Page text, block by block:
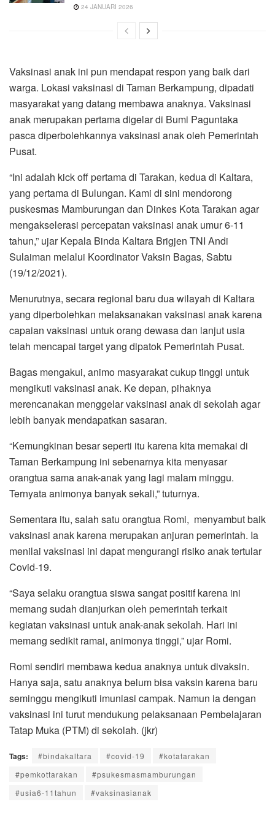
24 JANUARI 2026
Vaksinasi anak ini pun mendapat respon yang baik dari
warga. Lokasi vaksinasi di Taman Berkampung, dipadati
masyarakat yang datang membawa anaknya. Vaksinasi
anak merupakan pertama digelar di Bumi Paguntaka
pasca diperbolehkannya vaksinasi anak oleh Pemerintah
Pusat.
“Ini adalah kick off pertama di Tarakan, kedua di Kaltara,
yang pertama di Bulungan. Kami di sini mendorong
puskesmas Mamburungan dan Dinkes Kota Tarakan agar
mengakselerasi percepatan vaksinasi anak umur 6-11
tahun,” ujar Kepala Binda Kaltara Brigjen TNI Andi
Sulaiman melalui Koordinator Vaksin Bagas, Sabtu
(19/12/2021).
Menurutnya, secara regional baru dua wilayah di Kaltara
yang diperbolehkan melaksanakan vaksinasi anak karena
capaian vaksinasi untuk orang dewasa dan lanjut usia
telah mencapai target yang dipatok Pemerintah Pusat.
Bagas mengakui, animo masyarakat cukup tinggi untuk
mengikuti vaksinasi anak. Ke depan, pihaknya
merencanakan menggelar vaksinasi anak di sekolah agar
lebih banyak mendapatkan sasaran.
“Kemungkinan besar seperti itu karena kita memakai di
Taman Berkampung ini sebenarnya kita menyasar
orangtua sama anak-anak yang lagi malam minggu.
Ternyata animonya banyak sekali,” tuturnya.
Sementara itu, salah satu orangtua Romi, menyambut baik
vaksinasi anak karena merupakan anjuran pemerintah. Ia
menilai vaksinasi ini dapat mengurangi risiko anak tertular
Covid-19.
“Saya selaku orangtua siswa sangat positif karena ini
memang sudah dianjurkan oleh pemerintah terkait
kegiatan vaksinasi untuk anak-anak sekolah. Hari ini
memang sedikit ramai, animonya tinggi,” ujar Romi.
Romi sendiri membawa kedua anaknya untuk divaksin.
Hanya saja, satu anaknya belum bisa vaksin karena baru
seminggu mengikuti imuniasi campak. Namun ia dengan
vaksinasi ini turut mendukung pelaksanaan Pembelajaran
Tatap Muka (PTM) di sekolah. (jkr)
Tags: #bindakaltara #covid-19
#kotatarakan
#pemkottarakan
#psukesmasmamburungan
#usia6-11tahun
#vaksinasianak